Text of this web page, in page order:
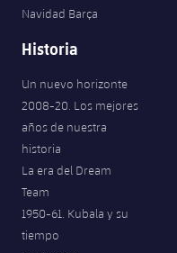
Navidad Barça
Historia
Un nuevo horizonte
2008-20. Los mejores
años de nuestra
historia
La era del Dream
Team
1950-61. Kubala y su
tiempo